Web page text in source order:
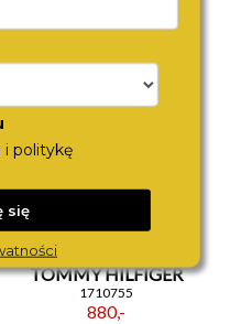
TOMMY HILFIGER
1710755
880,-
i politykę
się